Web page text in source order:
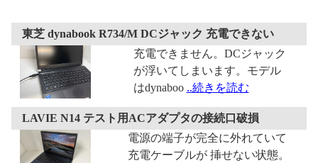
東芝 dynabook R734/M DCジャック 充電できない
充電できません。DCジャック
が浮いてしまいます。モデル
はdynaboo ..続きを読む
LAVIE N14 テスト用ACアダプタの接続口破損
電源の端子が完全に外れていて
充電ケーブルが 挿せない状態。